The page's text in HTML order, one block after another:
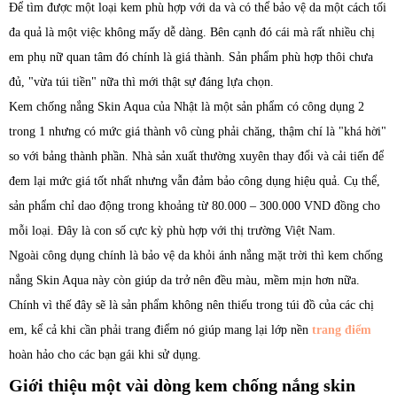
Để tìm được một loại kem phù hợp với da và có thể bảo vệ da một cách tối
đa quả là một việc không mấy dễ dàng. Bên cạnh đó cái mà rất nhiều chị
em phụ nữ quan tâm đó chính là giá thành. Sản phẩm phù hợp thôi chưa
đủ, "vừa túi tiền" nữa thì mới thật sự đáng lựa chọn.
Kem chống nắng Skin Aqua của Nhật là một sản phẩm có công dụng 2
trong 1 nhưng có mức giá thành vô cùng phải chăng, thậm chí là "khá hời"
so với bảng thành phần. Nhà sản xuất thường xuyên thay đổi và cải tiến để
đem lại mức giá tốt nhất nhưng vẫn đảm bảo công dụng hiệu quả. Cụ thể,
sản phẩm chỉ dao động trong khoảng từ 80.000 – 300.000 VND đồng cho
mỗi loại. Đây là con số cực kỳ phù hợp với thị trường Việt Nam.
Ngoài công dụng chính là bảo vệ da khỏi ánh nắng mặt trời thì kem chống
nắng Skin Aqua này còn giúp da trở nên đều màu, mềm mịn hơn nữa.
Chính vì thế đây sẽ là sản phẩm không nên thiếu trong túi đồ của các chị
em, kể cả khi cần phải trang điểm nó giúp mang lại lớp nền trang điểm
hoàn hảo cho các bạn gái khi sử dụng.
Giới thiệu một vài dòng kem chống nắng skin